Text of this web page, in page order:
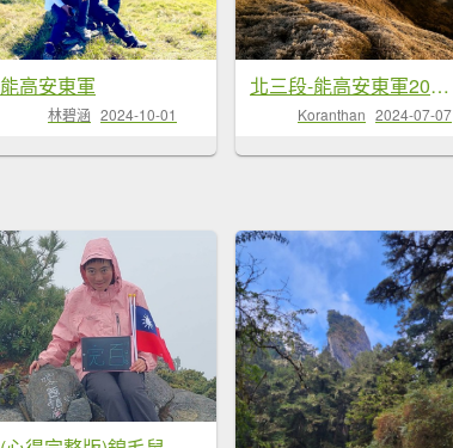
能高安東軍
林碧涵 2024-10-01
北三段-能高安東軍202...
Koranthan 2024-07-07